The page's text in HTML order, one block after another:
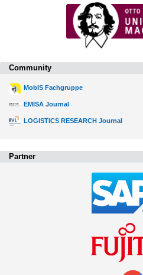
Community
MobIS Fachgruppe
EMISA Journal
LOGISTICS RESEARCH Journal
Partner